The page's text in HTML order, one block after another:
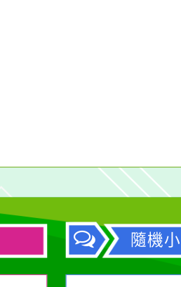
隨機